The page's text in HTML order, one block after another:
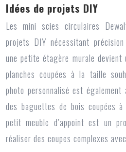
Idées de projets DIY
Les mini scies circulaires
projets DIY nécessitant
une petite étagère murale devient
planches coupées à la taille
photo personnalisé est
des baguettes de bois coupées
petit meuble d’appoint est un
réaliser des coupes complexes